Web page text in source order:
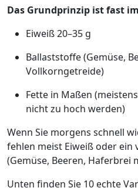
Das Grundprinzip ist fast
Eiweiß 20–35 g
Ballaststoffe (Gemüse,
Vollkorngetreide)
Fette in Maßen
nicht zu hoch werden)
Wenn Sie morgens schnell
fehlen meist Eiweiß oder ein
(Gemüse, Beeren, Haferbrei
Unten finden Sie 10 echte